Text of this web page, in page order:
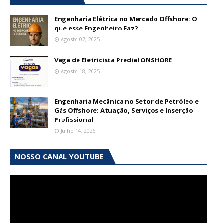
Engenharia Elétrica no Mercado Offshore: O
que esse Engenheiro Faz?
Agosto 07, 2025
Vaga de Eletricista Predial ONSHORE
Agosto 18, 2025
Engenharia Mecânica no Setor de Petróleo e
Gás Offshore: Atuação, Serviços e Inserção
Profissional
Julho 14, 2026
NOSSO CANAL YOUTUBE